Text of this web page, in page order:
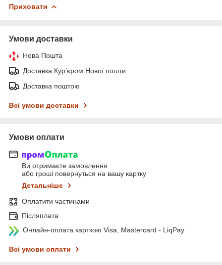
Приховати
Умови доставки
Нова Пошта
Доставка Курʼєром Нової пошти
Доставка поштою
Всі умови доставки
Умови оплати
Ви отримаєте замовлення
або гроші повернуться на вашу картку
Детальніше
Оплатити частинами
Післяплата
Онлайн-оплата карткою Visa, Mastercard - LiqPay
Всі умови оплати